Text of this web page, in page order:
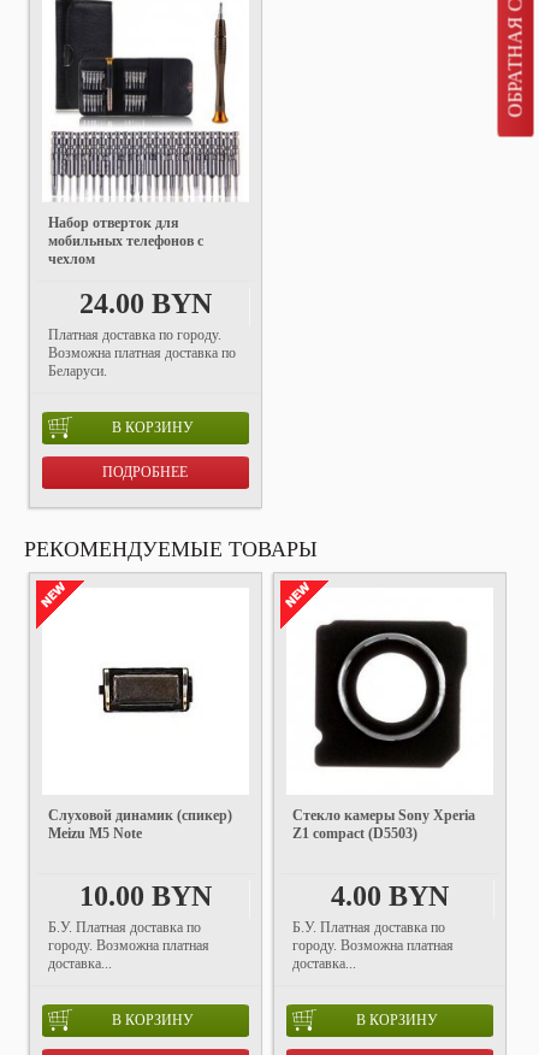
ОБРАТНАЯ СВЯЗЬ
Набор отверток для
мобильных телефонов с
чехлом
24.00 BYN
Платная доставка по городу.
Возможна платная доставка по
Беларуси.
В КОРЗИНУ
ПОДРОБНЕЕ
РЕКОМЕНДУЕМЫЕ ТОВАРЫ
Слуховой динамик (спикер)
Meizu M5 Note
10.00 BYN
Б.У. Платная доставка по
городу. Возможна платная
доставка...
В КОРЗИНУ
Стекло камеры Sony Xperia
Z1 compact (D5503)
4.00 BYN
Б.У. Платная доставка по
городу. Возможна платная
доставка...
В КОРЗИНУ